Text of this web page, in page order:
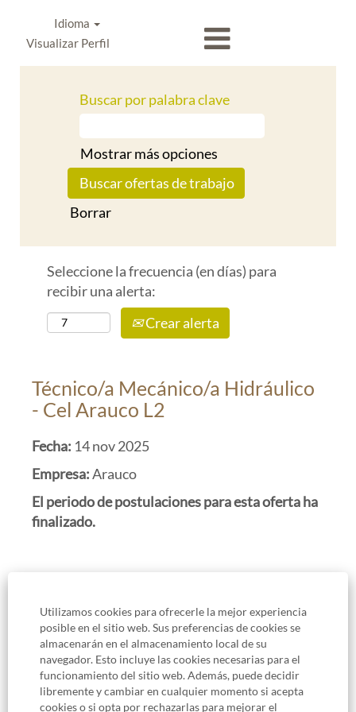
Utilizamos cookies para ofrecerle la mejor experiencia
posible en el sitio web. Sus preferencias de cookies se
almacenarán en el almacenamiento local de su
navegador. Esto incluye las cookies necesarias para el
funcionamiento del sitio web. Además, puede decidir
libremente y cambiar en cualquier momento si acepta
cookies o si opta por rechazarlas para mejorar el
Idioma
Visualizar Perfil
Buscar por palabra clave
Mostrar más opciones
Borrar
Seleccione la frecuencia (en días) para
recibir una alerta:
Crear alerta
Técnico/a Mecánico/a Hidráulico
- Cel Arauco L2
Fecha: 14 nov 2025
Empresa:Arauco
El periodo de postulaciones para esta oferta ha
finalizado.
INICIO